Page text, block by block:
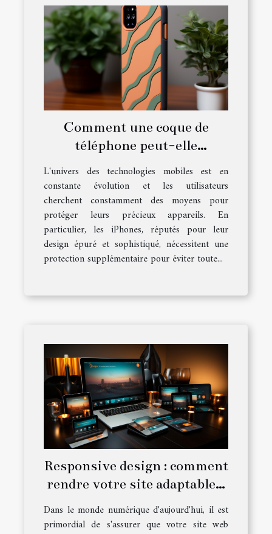
Comment une coque de
téléphone peut-elle
prolonger la durée de vie de
votre iPhone 15
L'univers des technologies mobiles est en
constante évolution et les utilisateurs
cherchent constamment des moyens pour
protéger leurs précieux appareils. En
particulier, les iPhones, réputés pour leur
design épuré et sophistiqué, nécessitent une
protection supplémentaire pour éviter toute...
Responsive design : comment
rendre votre site adaptable à
tous les appareils ?
Dans le monde numérique d'aujourd'hui, il est
primordial de s'assurer que votre site web